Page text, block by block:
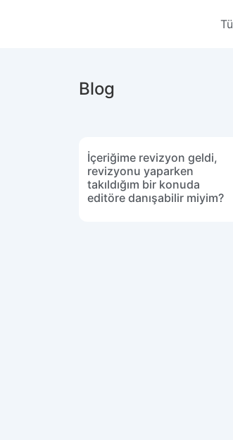
Blog
İçeriğime revizyon geldi,
revizyonu yaparken
takıldığım bir konuda
editöre danışabilir miyim?